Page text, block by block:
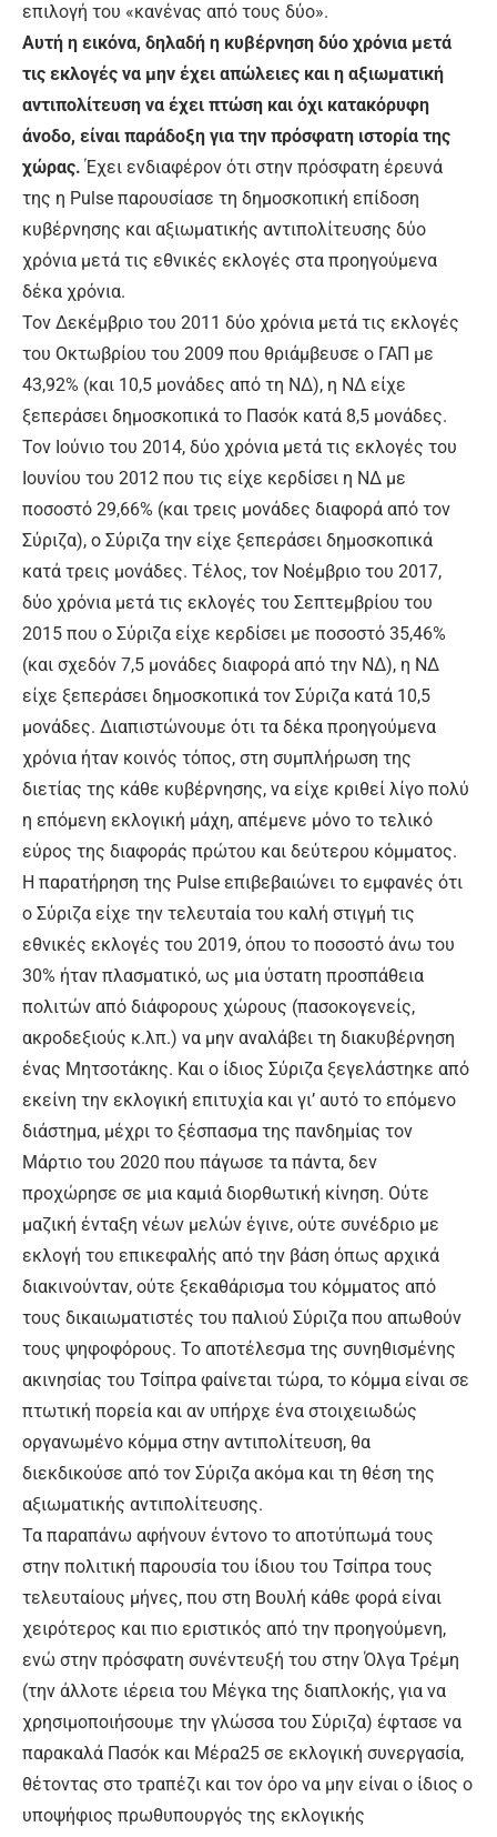
επιλογή του «κανένας από τους δύο».
Αυτή η εικόνα, δηλαδή η κυβέρνηση δύο χρόνια μετά
τις εκλογές να μην έχει απώλειες και η αξιωματική
αντιπολίτευση να έχει πτώση και όχι κατακόρυφη
άνοδο, είναι παράδοξη για την πρόσφατη ιστορία της
χώρας.Έχει ενδιαφέρον ότι στην πρόσφατη έρευνά
της η Pulse παρουσίασε τη δημοσκοπική επίδοση
κυβέρνησης και αξιωματικής αντιπολίτευσης δύο
χρόνια μετά τις εθνικές εκλογές στα προηγούμενα
δέκα χρόνια.
Τον Δεκέμβριο του 2011 δύο χρόνια μετά τις εκλογές
του Οκτωβρίου του 2009 που θριάμβευσε ο ΓΑΠ με
43,92% (και 10,5 μονάδες από τη ΝΔ), η ΝΔ είχε
ξεπεράσει δημοσκοπικά το Πασόκ κατά 8,5 μονάδες.
Τον Ιούνιο του 2014, δύο χρόνια μετά τις εκλογές του
Ιουνίου του 2012 που τις είχε κερδίσει η ΝΔ με
ποσοστό 29,66% (και τρεις μονάδες διαφορά από τον
Σύριζα), ο Σύριζα την είχε ξεπεράσει δημοσκοπικά
κατά τρεις μονάδες. Τέλος, τον Νοέμβριο του 2017,
δύο χρόνια μετά τις εκλογές του Σεπτεμβρίου του
2015 που ο Σύριζα είχε κερδίσει με ποσοστό 35,46%
(και σχεδόν 7,5 μονάδες διαφορά από την ΝΔ), η ΝΔ
είχε ξεπεράσει δημοσκοπικά τον Σύριζα κατά 10,5
μονάδες. Διαπιστώνουμε ότι τα δέκα προηγούμενα
χρόνια ήταν κοινός τόπος, στη συμπλήρωση της
διετίας της κάθε κυβέρνησης, να είχε κριθεί λίγο πολύ
η επόμενη εκλογική μάχη, απέμενε μόνο το τελικό
εύρος της διαφοράς πρώτου και δεύτερου κόμματος.
Η παρατήρηση της Pulse επιβεβαιώνει το εμφανές ότι
ο Σύριζα είχε την τελευταία του καλή στιγμή τις
εθνικές εκλογές του 2019, όπου το ποσοστό άνω του
30% ήταν πλασματικό, ως μια ύστατη προσπάθεια
πολιτών από διάφορους χώρους (πασοκογενείς,
ακροδεξιούς κ.λπ.) να μην αναλάβει τη διακυβέρνηση
ένας Μητσοτάκης. Και ο ίδιος Σύριζα ξεγελάστηκε από
εκείνη την εκλογική επιτυχία και γι’ αυτό το επόμενο
διάστημα, μέχρι το ξέσπασμα της πανδημίας τον
Μάρτιο του 2020 που πάγωσε τα πάντα, δεν
προχώρησε σε μια καμιά διορθωτική κίνηση. Ούτε
μαζική ένταξη νέων μελών έγινε, ούτε συνέδριο με
εκλογή του επικεφαλής από την βάση όπως αρχικά
διακινούνταν, ούτε ξεκαθάρισμα του κόμματος από
τους δικαιωματιστές του παλιού Σύριζα που απωθούν
τους ψηφοφόρους. Το αποτέλεσμα της συνηθισμένης
ακινησίας του Τσίπρα φαίνεται τώρα, το κόμμα είναι σε
πτωτική πορεία και αν υπήρχε ένα στοιχειωδώς
οργανωμένο κόμμα στην αντιπολίτευση, θα
διεκδικούσε από τον Σύριζα ακόμα και τη θέση της
αξιωματικής αντιπολίτευσης.
Τα παραπάνω αφήνουν έντονο το αποτύπωμά τους
στην πολιτική παρουσία του ίδιου του Τσίπρα τους
τελευταίους μήνες, που στη Βουλή κάθε φορά είναι
χειρότερος και πιο εριστικός από την προηγούμενη,
ενώ στην πρόσφατη συνέντευξή του στην Όλγα Τρέμη
(την άλλοτε ιέρεια του Μέγκα της διαπλοκής, για να
χρησιμοποιήσουμε την γλώσσα του Σύριζα) έφτασε να
παρακαλά Πασόκ και Μέρα25 σε εκλογική συνεργασία,
θέτοντας στο τραπέζι και τον όρο να μην είναι ο ίδιος ο
υποψήφιος πρωθυπουργός της εκλογικής